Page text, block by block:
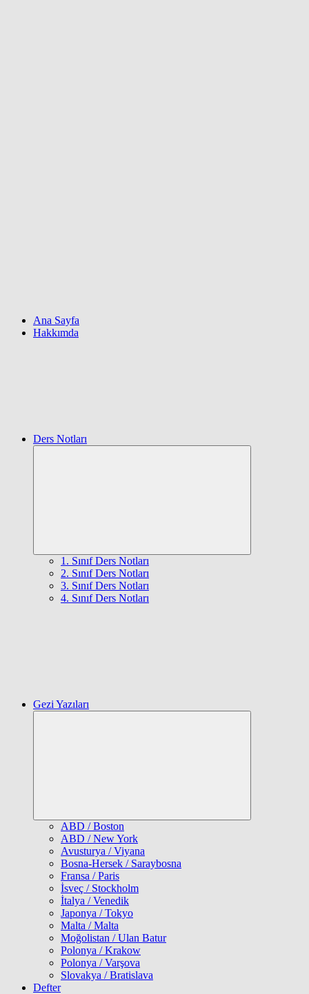
Ana Sayfa
Hakkımda
Ders Notları
1. Sınıf Ders Notları
2. Sınıf Ders Notları
3. Sınıf Ders Notları
4. Sınıf Ders Notları
Gezi Yazıları
ABD / Boston
ABD / New York
Avusturya / Viyana
Bosna-Hersek / Saraybosna
Fransa / Paris
İsveç / Stockholm
İtalya / Venedik
Japonya / Tokyo
Malta / Malta
Moğolistan / Ulan Batur
Polonya / Krakow
Polonya / Varşova
Slovakya / Bratislava
Defter